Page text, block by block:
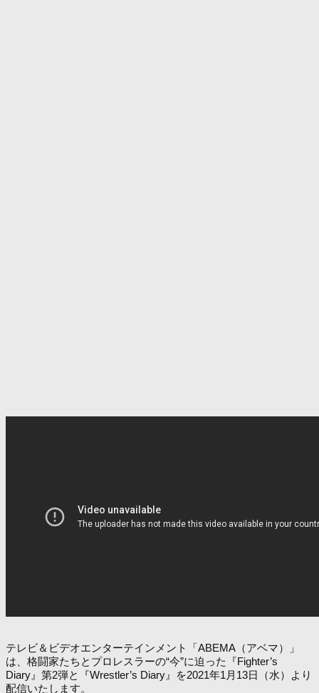
テレビ＆ビデオエンターテインメント「ABEMA（アベマ）」
は、格闘家たちとプロレスラーの“今”に迫った『Fighter’s
Diary』第2弾と『Wrestler’s Diary』を2021年1月13日（水）より
配信いたします。